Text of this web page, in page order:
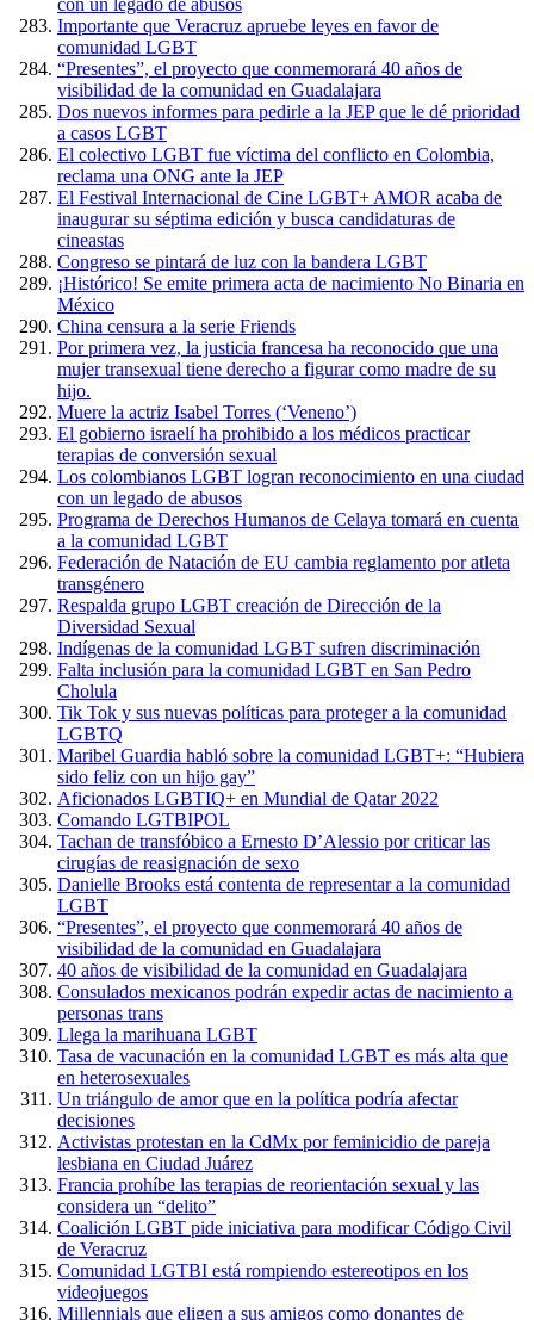
con un legado de abusos
Importante que Veracruz apruebe leyes en favor de
comunidad LGBT
“Presentes”, el proyecto que conmemorará 40 años de
visibilidad de la comunidad en Guadalajara
Dos nuevos informes para pedirle a la JEP que le dé prioridad
a casos LGBT
El colectivo LGBT fue víctima del conflicto en Colombia,
reclama una ONG ante la JEP
El Festival Internacional de Cine LGBT+ AMOR acaba de
inaugurar su séptima edición y busca candidaturas de
cineastas
Congreso se pintará de luz con la bandera LGBT
¡Histórico! Se emite primera acta de nacimiento No Binaria en
México
China censura a la serie Friends
Por primera vez, la justicia francesa ha reconocido que una
mujer transexual tiene derecho a figurar como madre de su
hijo.
Muere la actriz Isabel Torres (‘Veneno’)
El gobierno israelí ha prohibido a los médicos practicar
terapias de conversión sexual
Los colombianos LGBT logran reconocimiento en una ciudad
con un legado de abusos
Programa de Derechos Humanos de Celaya tomará en cuenta
a la comunidad LGBT
Federación de Natación de EU cambia reglamento por atleta
transgénero
Respalda grupo LGBT creación de Dirección de la
Diversidad Sexual
Indígenas de la comunidad LGBT sufren discriminación
Falta inclusión para la comunidad LGBT en San Pedro
Cholula
Tik Tok y sus nuevas políticas para proteger a la comunidad
LGBTQ
Maribel Guardia habló sobre la comunidad LGBT+: “Hubiera
sido feliz con un hijo gay”
Aficionados LGBTIQ+ en Mundial de Qatar 2022
Comando LGTBIPOL
Tachan de transfóbico a Ernesto D’Alessio por criticar las
cirugías de reasignación de sexo
Danielle Brooks está contenta de representar a la comunidad
LGBT
“Presentes”, el proyecto que conmemorará 40 años de
visibilidad de la comunidad en Guadalajara
40 años de visibilidad de la comunidad en Guadalajara
Consulados mexicanos podrán expedir actas de nacimiento a
personas trans
Llega la marihuana LGBT
Tasa de vacunación en la comunidad LGBT es más alta que
en heterosexuales
Un triángulo de amor que en la política podría afectar
decisiones
Activistas protestan en la CdMx por feminicidio de pareja
lesbiana en Ciudad Juárez
Francia prohíbe las terapias de reorientación sexual y las
considera un “delito”
Coalición LGBT pide iniciativa para modificar Código Civil
de Veracruz
Comunidad LGTBI está rompiendo estereotipos en los
videojuegos
Millennials que eligen a sus amigos como donantes de